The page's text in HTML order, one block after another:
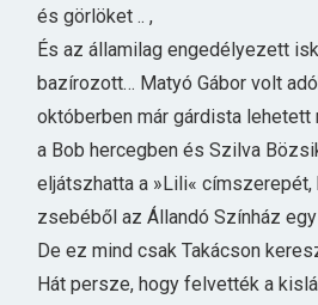
és görlöket .. ,
És az államilag engedélyezett
bazírozott… Matyó Gábor volt
októberben már gárdista lehetett
a Bob hercegben és Szilva
eljátszhatta a »Lili«
zsebéből az Állandó Színház
De ez mind csak Takácson
Hát persze, hogy felvették a